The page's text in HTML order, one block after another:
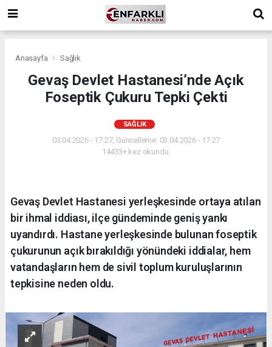
Anasayfa Sağlık
Gevaş Devlet Hastanesi’nde Açık
Foseptik Çukuru Tepki Çekti
SAĞLIK
03.04.2026 - 17:27, Güncelleme: 03.04.2026 - 17:27
14433+ kez okundu.
Gevaş Devlet Hastanesi yerleşkesinde ortaya atılan
bir ihmal iddiası, ilçe gündeminde geniş yankı
uyandırdı. Hastane yerleşkesinde bulunan foseptik
çukurunun açık bırakıldığı yönündeki iddialar, hem
vatandaşların hem de sivil toplum kuruluşlarının
tepkisine neden oldu.